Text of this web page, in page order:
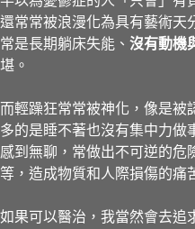
還常常被浪漫化為具有藝術天
常是長期躺床失能、 沒有動機
堪。
而輕躁狂常常被神化，像是被
多的是睡不著也沒有集中力做
感到無聊，常做出不可逆的危
等，造成物質和人際損傷的痛
如果可以醫治，我當然會去追